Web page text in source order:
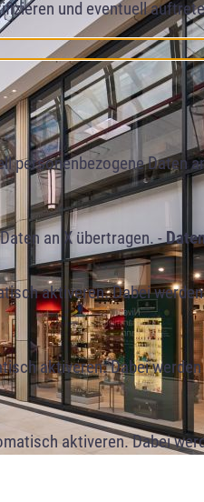
und eventuell
personenbezogene Daten
an X übertragen. -
aktiveren. Dabei
aktiveren. Dabei
aktiveren. Dabei